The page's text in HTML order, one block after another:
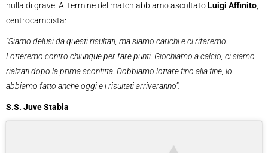
nulla di grave. Al termine del match abbiamo ascoltatoLuigi Affinito
centrocampista:
“Siamo delusi da questi risultati, ma siamo carichi e ci rifaremo.
Lotteremo contro chiunque per fare punti. Giochiamo a calcio, ci siamo
rialzati dopo la prima sconfitta. Dobbiamo lottare fino alla fine, lo
abbiamo fatto anche oggi e i risultati arriveranno”.
S.S. Juve Stabia